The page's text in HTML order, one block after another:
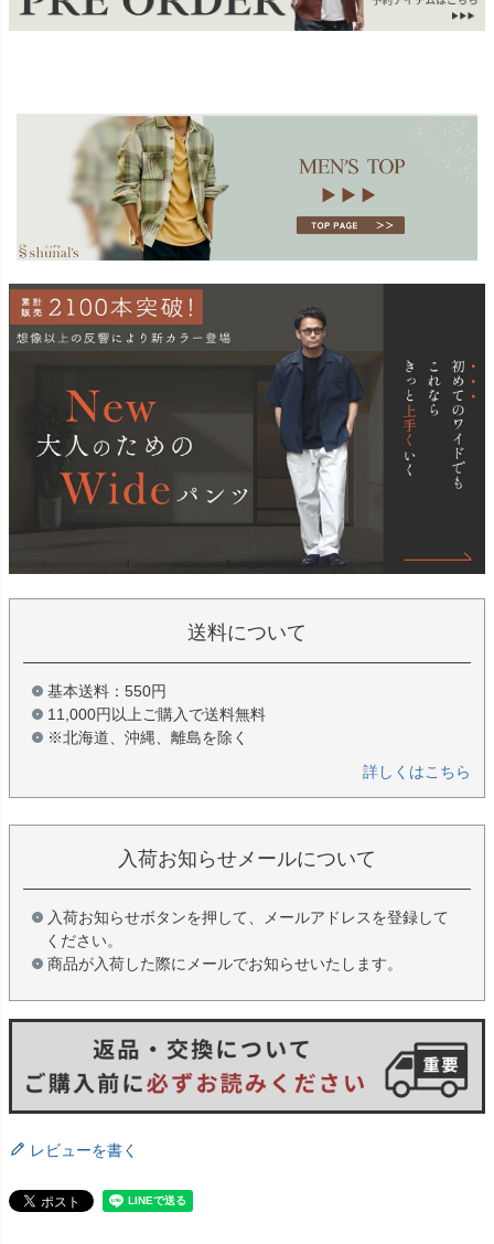
送料について
基本送料：550円
11,000円以上ご購入で送料無料
※北海道、沖縄、離島を除く
詳しくはこちら
入荷お知らせメールについて
入荷お知らせボタンを押して、メールアドレスを登録して
ください。
商品が入荷した際にメールでお知らせいたします。
レビューを書く